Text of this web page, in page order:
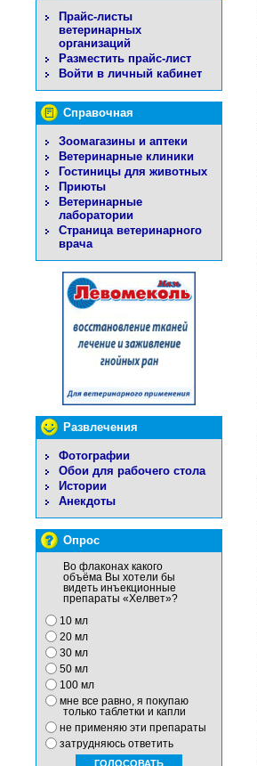
Прайс-листы
ветеринарных
организаций
Разместить прайс-лист
Войти в личный кабинет
Справочная
Зоомагазины и аптеки
Ветеринарные клиники
Гостиницы для животных
Приюты
Ветеринарные
лаборатории
Страница ветеринарного
врача
Развлечения
Фотографии
Обои для рабочего стола
Истории
Анекдоты
Опрос
Во флаконах какого
объёма Вы хотели бы
видеть инъекционные
препараты «Хелвет»?
10 мл
20 мл
30 мл
50 мл
100 мл
мне все равно, я покупаю
только таблетки и капли
не применяю эти препараты
затрудняюсь ответить